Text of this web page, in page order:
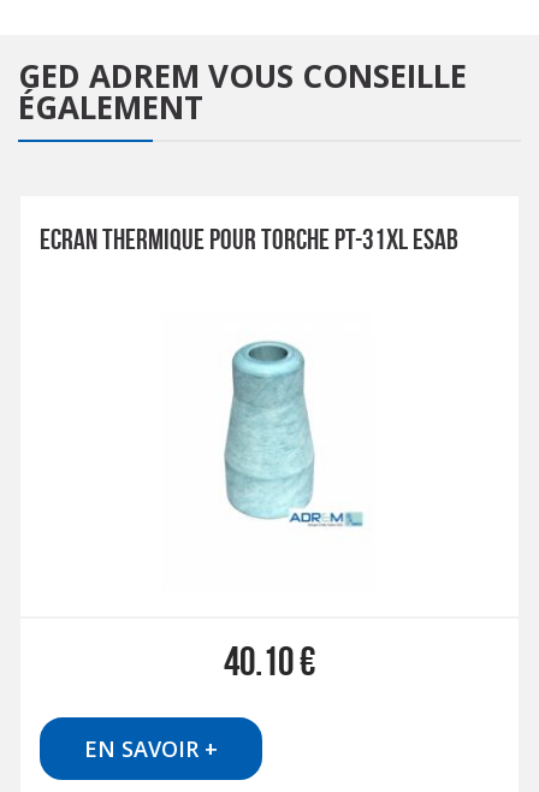
GED ADREM VOUS CONSEILLE
ÉGALEMENT
ECRAN THERMIQUE POUR TORCHE PT-31XL ESAB
40.10€
EN SAVOIR +